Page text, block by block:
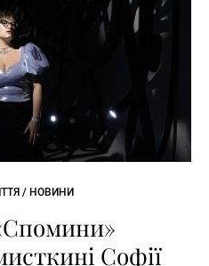
/ НОВИНИ
Софії